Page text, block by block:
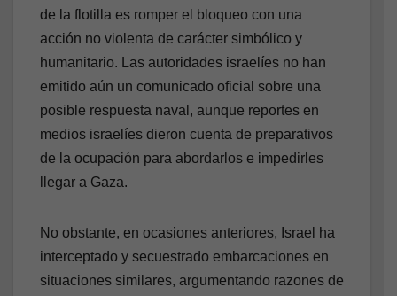
de la flotilla es romper el bloqueo con una
acción no violenta de carácter simbólico y
humanitario. Las autoridades israelíes no han
emitido aún un comunicado oficial sobre una
posible respuesta naval, aunque reportes en
medios israelíes dieron cuenta de preparativos
de la ocupación para abordarlos e impedirles
llegar a Gaza.
No obstante, en ocasiones anteriores, Israel ha
interceptado y secuestrado embarcaciones en
situaciones similares, argumentando razones de